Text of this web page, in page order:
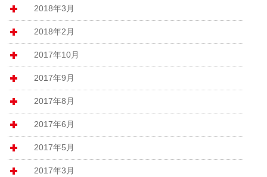
2018年3月
2018年2月
2017年10月
2017年9月
2017年8月
2017年6月
2017年5月
2017年3月